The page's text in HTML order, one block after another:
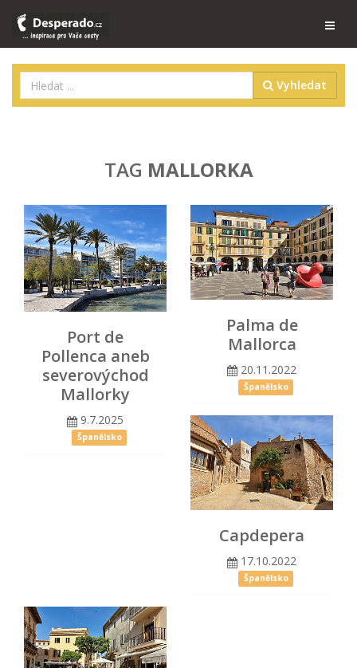
Vyhledat
TAG MALLORKA
Port de
Pollenca aneb
severovýchod
Mallorky
9.7.2025
Španělsko
Palma de
Mallorca
20.11.2022
Španělsko
Capdepera
17.10.2022
Španělsko